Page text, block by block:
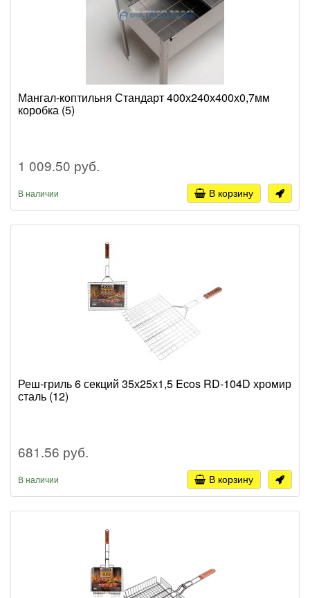
Мангал-коптильня Стандарт 400х240х400х0,7мм
коробка (5)
1 009.50 руб.
В наличии В корзину
Реш-гриль 6 секций 35х25х1,5 Ecos RD-104D хромир
сталь (12)
681.56 руб.
В наличии В корзину